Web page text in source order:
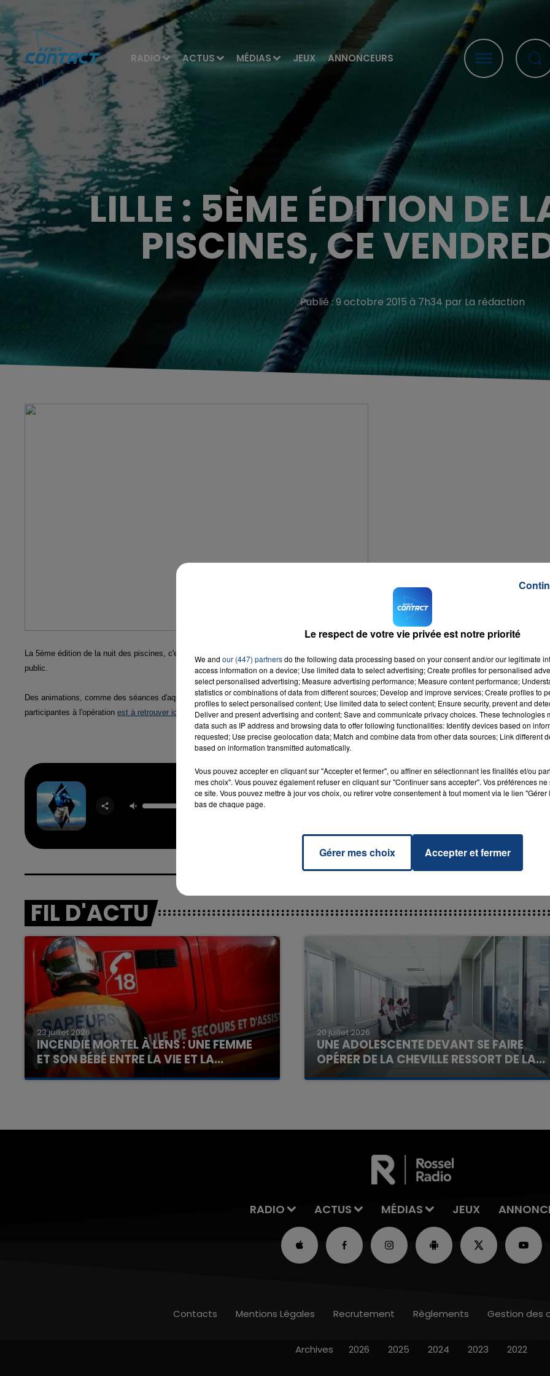
RADIO ACTUS MÉDIAS JEUX ANNONCEURS
7h00 - 12h00
LA TEAM DU WEEK-END
LILLE : 5ÈME ÉDITION DE
PISCINES, CE
Publié : 9 octobre 2015 à 7h34 par La rédaction
La 5ème édition de la nuit des piscines, c'est ce vendredi soir dans toute la métropole de Lille. 20 complexes ouvrent gratuitement leurs portes au
public.
Des animations, comme des séances d'aquagym ou encore des baptêmes de plongée sont organisés. Le programme complet et la liste des
participantes à l'opération est à retrouver ici.
Solo
CLEAN BANDIT
FEAT. DEMI
RADIO CONTACT
FIL D'ACTU
23 juillet 2026
INCENDIE MORTEL À LENS : UNE FEMME
ET SON BÉBÉ ENTRE LA VIE ET LA...
Un homme s'est immolé par le feu après avoir
20 juillet 2026
UNE ADOLESCENTE DEVANT SE FAIRE
OPÉRER DE LA CHEVILLE RESSORT DE LA...
La famille a porté plainte contre la clinique qui a
7h00 - 12h00
La Team du Week-end
16h00 - 20h00
RADIO ACTUS MÉDIAS JEUX
Contacts Mentions Légales Recrutement Règlements Gestion des
Archives 2026 2025 2024 2023 2022
Le respect de votre vie privée est notre priorité
We and our (447) partnersdo the following data processing based on your consent and/or our legitimate
access information on a device; Use limited data to select advertising; Create profiles for personalised
select personalised advertising; Measure advertising performance; Measure content performance;
statistics or combinations of data from different sources; Develop and improve services; Create profiles to
profiles to select personalised content; Use limited data to select content; Ensure security, prevent and
Deliver and present advertising and content; Save and communicate privacy choices. These technologies
data such as IP address and browsing data to offer following functionalities: Identify devices based on
requested; Use precise geolocation data; Match and combine data from other data sources; Link different
based on information transmitted automatically.
Vous pouvez accepter en cliquant sur "Accepter et fermer", ou affiner en sélectionnant les finalités et/ou
mes choix". Vous pouvez également refuser en cliquant sur "Continuer sans accepter". Vos préférences
ce site. Vous pouvez mettre à jour vos choix, ou retirer votre consentement à tout moment via le lien
bas de chaque page.
Gérer mes choix Accepter et fermer